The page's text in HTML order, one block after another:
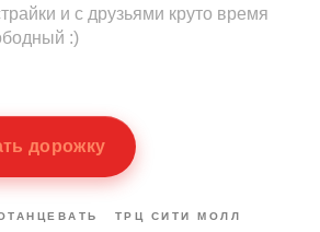
и с друзьями круто время
:)
дорожку
ТРЦ СИТИ МОЛЛ